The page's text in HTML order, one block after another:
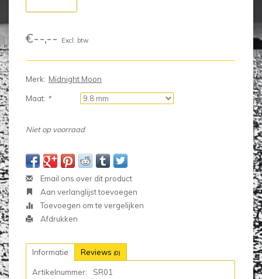
€--,-- Excl. btw
Merk: Midnight Moon
Maat: *
Niet op voorraad
Email ons over dit product
Aan verlanglijst toevoegen
Toevoegen om te vergelijken
Afdrukken
Informatie Reviews (0)
Artikelnummer: SR01